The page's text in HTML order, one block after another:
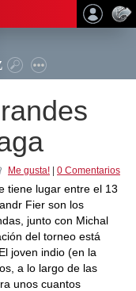
Me gusta! 0 Comentarios
tiene lugar entre el 13
Fier son los
junto con Michal
del torneo está
joven indio (en la
a lo largo de las
unos cuantos